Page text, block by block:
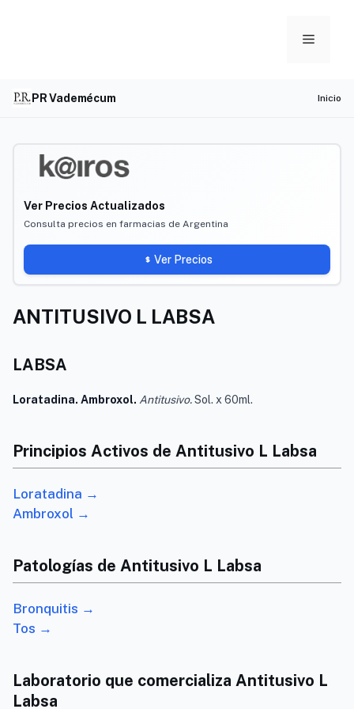
Menu
PR Vademécum Inicio
Ver Precios Actualizados
Consulta precios en farmacias de Argentina
Ver Precios
ANTITUSIVO L LABSA
LABSA
Loratadina. Ambroxol. Antitusivo.Sol. x 60ml.
Principios Activos de Antitusivo L Labsa
Loratadina →
Ambroxol →
Patologías de Antitusivo L Labsa
Bronquitis →
Tos →
Laboratorio que comercializa Antitusivo L
Labsa